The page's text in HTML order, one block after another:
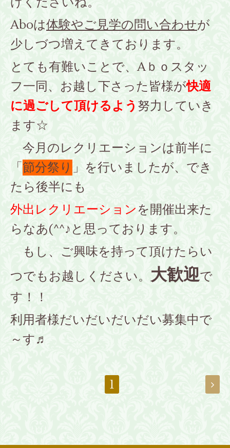
Aboは体験やご見学の問い合わせが
少しづつ増えてきております。
とても有難いことで、Aｂｏスタッ
フ一同、お越し下さった皆様が快適
に過ごして頂けるよう 努力していき
ます☆
今月のレクリエーションは前半に
「節分祭り 」を行いましたが、でき
たら後半にも
外出レクリエーションを開催出来た
らなあ(^^♪と思っております。
もし、ご興味を持って頂けたらい
つでもお越しください。 大歓迎で
す！！
利用者様だいだいだいだい募集中で
～す♬
1